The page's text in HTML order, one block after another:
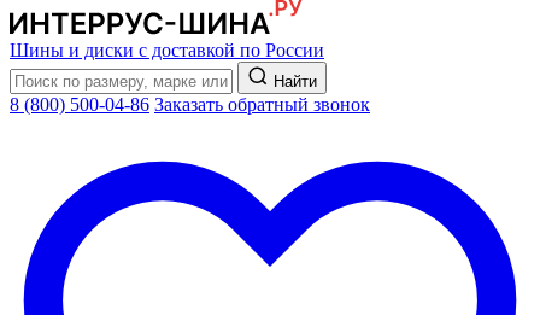
Шины и диски с доставкой по России
Найти
8 (800) 500-04-86 Заказать обратный звонок